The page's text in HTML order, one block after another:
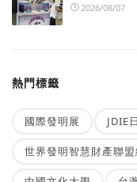
2026/08/07
熱門標籤
國際發明展 JDIE
世界發明智慧財產聯盟